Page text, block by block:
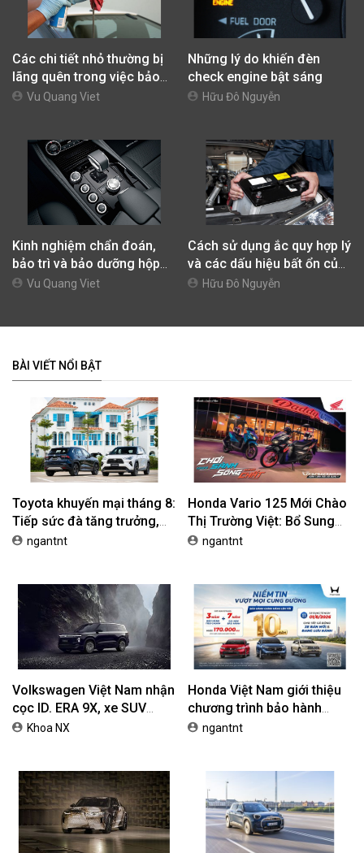
Các chi tiết nhỏ thường bị
lãng quên trong việc bảo
dưỡng xe ô tô
Vu Quang Viet
Những lý do khiến đèn
check engine bật sáng
Hữu Đô Nguyễn
Kinh nghiệm chẩn đoán,
bảo trì và bảo dưỡng hộp
số tự động cho xe ô tô
Vu Quang Viet
Cách sử dụng ắc quy hợp lý
và các dấu hiệu bất ổn của
bình ắc quy
Hữu Đô Nguyễn
BÀI VIẾT NỔI BẬT
Toyota khuyến mại tháng 8:
Tiếp sức đà tăng trưởng,
tối ưu chi phí mua xe
ngantnt
Honda Vario 125 Mới Chào
Thị Trường Việt: Bổ Sung
Phiên Bản Street, Giá Từ
ngantnt
Volkswagen Việt Nam nhận
cọc ID. ERA 9X, xe SUV
EREV dự kiến giá dưới 3 tỷ
Khoa NX
Honda Việt Nam giới thiệu
chương trình bảo hành
chính hãng lên tới 10 năm
ngantnt